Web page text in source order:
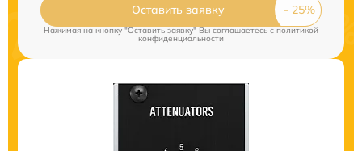
Оставить заявку
Нажимая на кнопку "Оставить заявку" Вы соглашаетесь cполитикой
конфиденциальности